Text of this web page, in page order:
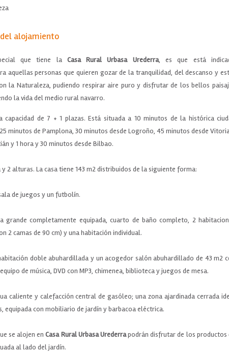
alojamiento
que tiene la Casa Rural Urbasa Urederra, es que está
aquellas personas que quieren gozar de la tranquilidad, del descanso y
la Naturaleza, pudiendo respirar aire puro y disfrutar de los bellos
la vida del medio rural navarro.
capacidad de 7 + 1 plazas. Está situada a 10 minutos de la histórica
minutos de Pamplona, 30 minutos desde Logroño, 45 minutos desde
y 1 hora y 30 minutos desde Bilbao.
2 alturas. La casa tiene 143 m2 distribuidos de la siguiente forma:
de juegos y un futbolín.
grande completamente equipada, cuarto de baño completo, 2
2 camas de 90 cm) y una habitación individual.
doble abuhardillada y un acogedor salón abuhardillado de 43 m2
de música, DVD con MP3, chimenea, biblioteca y juegos de mesa.
caliente y calefacción central de gasóleo; una zona ajardinada cerrada
equipada con mobiliario de jardín y barbacoa eléctrica.
se alojen enCasa Rural Urbasa Urederrapodrán disfrutar de los productos
al lado del jardín.